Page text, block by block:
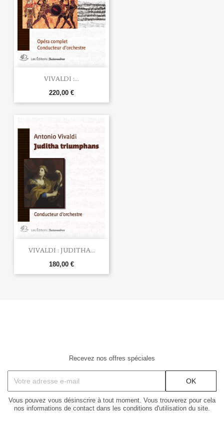
VIVALDI :...
220,00 €
VIVALDI : JUDITHA...
180,00 €
Recevez nos offres spéciales
Vous pouvez vous désinscrire à tout moment. Vous trouverez pour cela
nos informations de contact dans les conditions d'utilisation du site.